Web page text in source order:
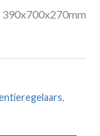
390x700x270mm
,